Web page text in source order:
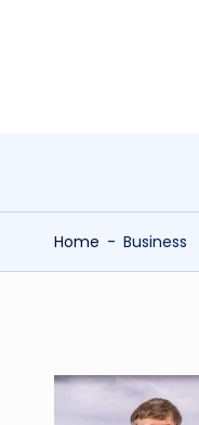
Home - Business